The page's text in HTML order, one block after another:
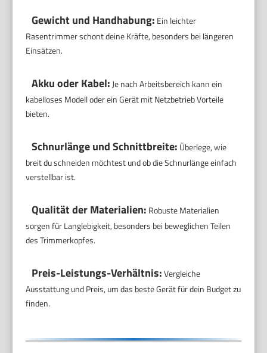
Gewicht und Handhabung: Ein leichter
Rasentrimmer schont deine Kräfte, besonders bei längeren
Einsätzen.
Akku oder Kabel: Je nach Arbeitsbereich kann ein
kabelloses Modell oder ein Gerät mit Netzbetrieb Vorteile
bieten.
Schnurlänge und Schnittbreite: Überlege, wie
breit du schneiden möchtest und ob die Schnurlänge einfach
verstellbar ist.
Qualität der Materialien: Robuste Materialien
sorgen für Langlebigkeit, besonders bei beweglichen Teilen
des Trimmerkopfes.
Preis-Leistungs-Verhältnis:Vergleiche
Ausstattung und Preis, um das beste Gerät für dein Budget zu
finden.